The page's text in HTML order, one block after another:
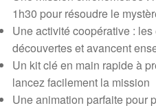
1h30 pour résoudre le
Une activité coopérative :
découvertes et avancent
Un kit clé en main rapide à
lancez facilement la mission
Une animation parfaite pour